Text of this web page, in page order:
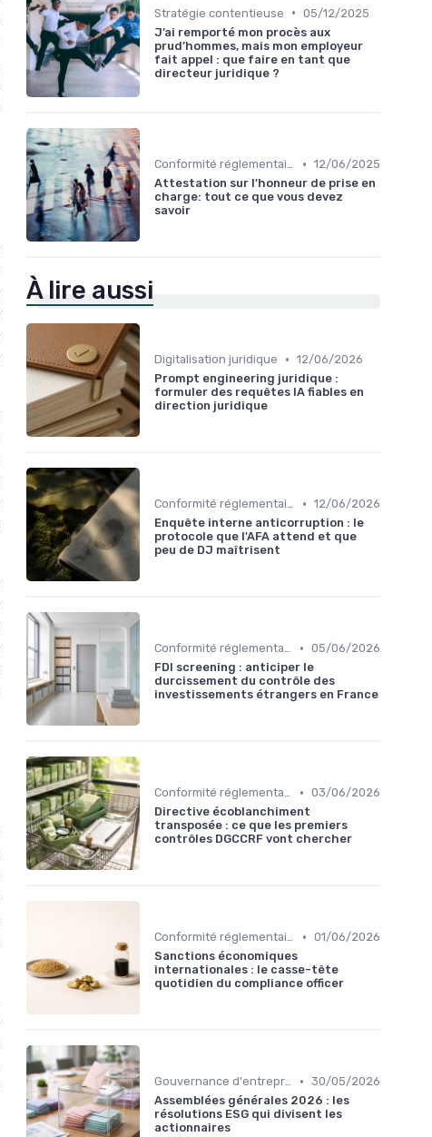
Stratégie contentieuse • 05/12/2025
J’ai remporté mon procès aux
prud’hommes, mais mon employeur
fait appel : que faire en tant que
directeur juridique ?
Conformité réglementaire • 12/06/2025
Attestation sur l'honneur de prise en
charge: tout ce que vous devez
savoir
À lire aussi
Digitalisation juridique • 12/06/2026
Prompt engineering juridique :
formuler des requêtes IA fiables en
direction juridique
Conformité réglementaire • 12/06/2026
Enquête interne anticorruption : le
protocole que l'AFA attend et que
peu de DJ maîtrisent
Conformité réglementaire • 05/06/2026
FDI screening : anticiper le
durcissement du contrôle des
investissements étrangers en France
Conformité réglementaire • 03/06/2026
Directive écoblanchiment
transposée : ce que les premiers
contrôles DGCCRF vont chercher
Conformité réglementaire • 01/06/2026
Sanctions économiques
internationales : le casse-tête
quotidien du compliance officer
Gouvernance d'entreprise • 30/05/2026
Assemblées générales 2026 : les
résolutions ESG qui divisent les
actionnaires